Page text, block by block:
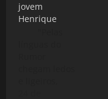
jovem
Henrique